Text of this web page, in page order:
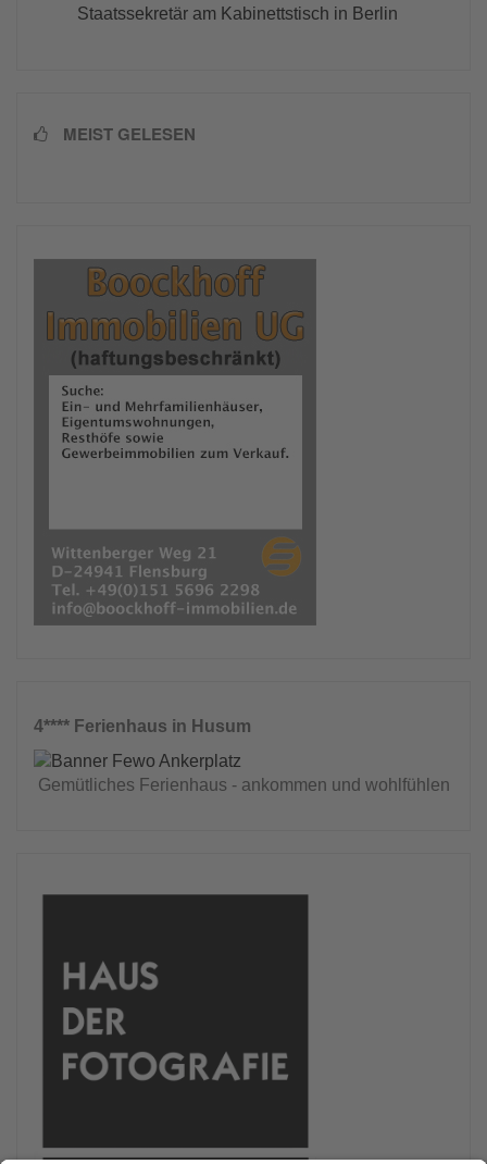
Staatssekretär am Kabinettstisch in Berlin
MEIST GELESEN
4**** Ferienhaus in Husum
Gemütliches Ferienhaus - ankommen und wohlfühlen